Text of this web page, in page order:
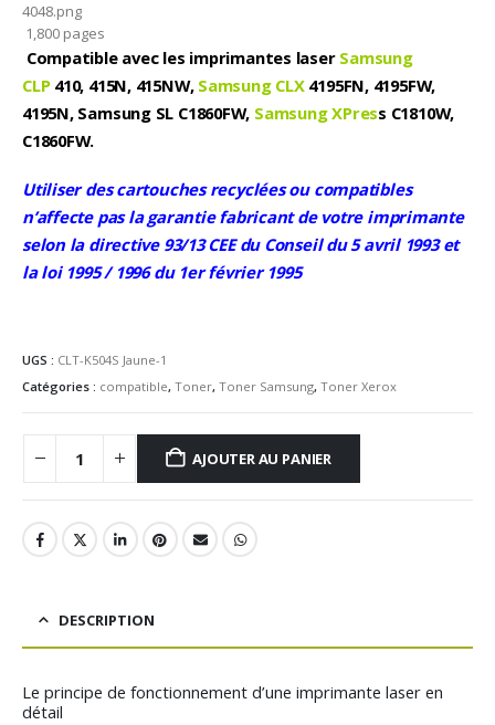
1,800 pages
Compatible avec les imprimantes laserSamsung
CLP410, 415N, 415NW, Samsung CLX4195FN, 4195FW,
4195N, Samsung SL C1860FW, Samsung XPress C1810W,
C1860FW.
Utiliser des cartouches recyclées ou compatibles
n’affecte pas la garantie fabricant de votre imprimante
selon la directive 93/13 CEE du Conseil du 5 avril 1993 et
la loi 1995 / 1996 du 1er février 1995
UGS : CLT-K504S Jaune-1
Catégories : compatible, Toner, Toner Samsung, Toner Xerox
AJOUTER AU PANIER
DESCRIPTION
Le principe de fonctionnement d’une imprimante laser en
détail